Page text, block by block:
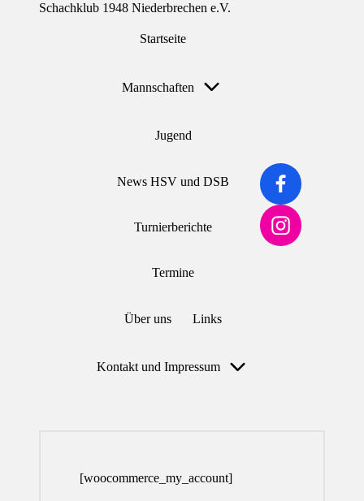
Schachklub 1948 Niederbrechen e.V.
Startseite
Mannschaften
Jugend
News HSV und DSB
Turnierberichte
Termine
Über uns Links
Kontakt und Impressum
Facebook
Instagram
[woocommerce_my_account]